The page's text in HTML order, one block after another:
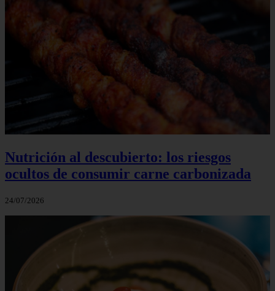
Nutrición al descubierto: los riesgos
ocultos de consumir carne carbonizada
24/07/2026